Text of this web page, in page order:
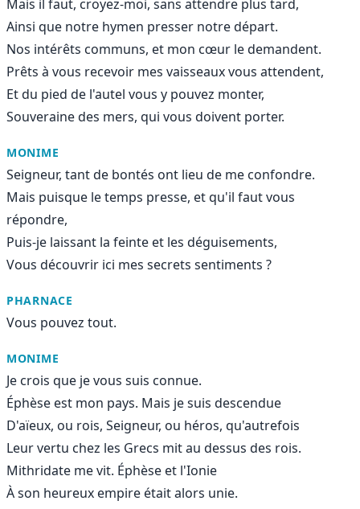
Mais il faut, croyez-moi, sans attendre plus tard,
Ainsi que notre hymen presser notre départ.
Nos intérêts communs, et mon cœur le demandent.
Prêts à vous recevoir mes vaisseaux vous attendent,
Et du pied de l'autel vous y pouvez monter,
Souveraine des mers, qui vous doivent porter.
MONIME
Seigneur, tant de bontés ont lieu de me confondre.
Mais puisque le temps presse, et qu'il faut vous
répondre,
Puis-je laissant la feinte et les déguisements,
Vous découvrir ici mes secrets sentiments ?
PHARNACE
Vous pouvez tout.
MONIME
Je crois que je vous suis connue.
Éphèse est mon pays. Mais je suis descendue
D'aïeux, ou rois, Seigneur, ou héros, qu'autrefois
Leur vertu chez les Grecs mit au dessus des rois.
Mithridate me vit. Éphèse et l'Ionie
À son heureux empire était alors unie.